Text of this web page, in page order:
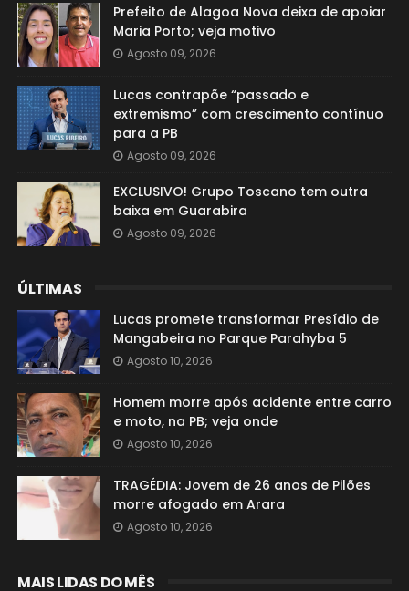
Prefeito de Alagoa Nova deixa de apoiar
Maria Porto; veja motivo
Agosto 09, 2026
Lucas contrapõe “passado e
extremismo” com crescimento contínuo
para a PB
Agosto 09, 2026
EXCLUSIVO! Grupo Toscano tem outra
baixa em Guarabira
Agosto 09, 2026
ÚLTIMAS
Lucas promete transformar Presídio de
Mangabeira no Parque Parahyba 5
Agosto 10, 2026
Homem morre após acidente entre carro
e moto, na PB; veja onde
Agosto 10, 2026
TRAGÉDIA: Jovem de 26 anos de Pilões
morre afogado em Arara
Agosto 10, 2026
MAIS LIDAS DO MÊS